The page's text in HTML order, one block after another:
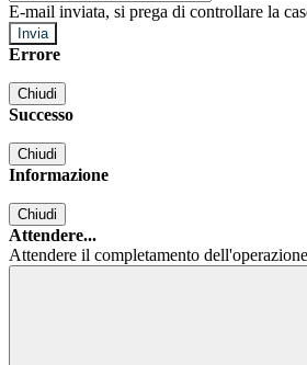
E-mail inviata, si prega di controllare la
Errore
Chiudi
Successo
Chiudi
Informazione
Chiudi
Attendere...
Attendere il completamento